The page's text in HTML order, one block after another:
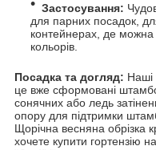
Застосування:
для парних посадок,
контейнерах, де можна
кольорів.
Посадка та догляд: Наші
це вже сформовані
сонячних або ледь
опору для підтримки
Щорічна весняна обрізка
хочете купити гортензію